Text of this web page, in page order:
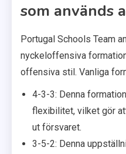
som används
Portugal Schools Team
nyckeloffensiva
offensiva stil. Vanliga
4-3-3: Denna
flexibilitet, vilket gör
ut försvaret.
3-5-2: Denna